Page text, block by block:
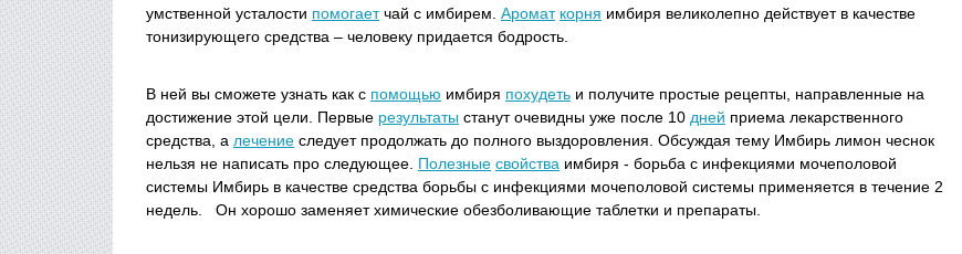
умственной усталости помогаетчай с имбирем. Аромат корня имбиря великолепно действует в качестве
тонизирующего средства – человеку придается бодрость.
В ней вы сможете узнать как с помощью имбиря похудеть и получите простые рецепты, направленные на
достижение этой цели. Первые результаты станут очевидны уже после 10 дней приема лекарственного
средства, а лечение следует продолжать до полного выздоровления. Обсуждая тему Имбирь лимон чеснок
нельзя не написать про следующее. Полезные свойства имбиря - борьба с инфекциями мочеполовой
системы Имбирь в качестве средства борьбы с инфекциями мочеполовой системы применяется в течение 2
недель. Он хорошо заменяет химические обезболивающие таблетки и препараты.